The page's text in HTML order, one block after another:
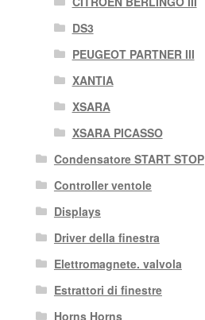
DS3
PEUGEOT PARTNER III
XANTIA
XSARA
XSARA PICASSO
Condensatore START STOP
Controller ventole
Displays
Driver della finestra
Elettromagnete. valvola
Estrattori di finestre
Horns Horns